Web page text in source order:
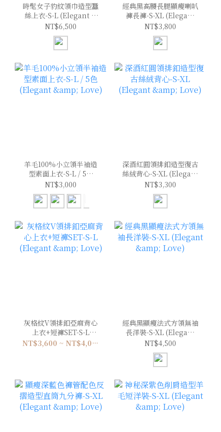
時髦女子豹紋領巾造型蠶
絲上衣-S-L (Elegant &
Love)
NT$6,500
經典黑高腰長腿顯瘦喇叭
褲長褲-S-XL (Elegant
& Love)
NT$3,800
羊毛100%小立領半袖造
型素面上衣-S-L / 5色
(Elegant & Love)
NT$3,000
深酒紅圓領排釦造型復古
絲絨背心-S-XL (Elegant
& Love)
NT$3,300
灰格紋V領排釦亞麻背心
上衣+短褲SET-S-L
(Elegant & Love) NT$3,600 ~ NT$4,000
經典黑顯瘦法式方領無袖
長洋裝-S-XL (Elegant
& Love)
NT$4,500